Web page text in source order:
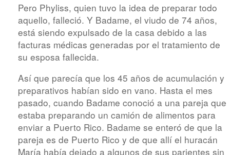
Pero Phyliss, quien tuvo la idea de preparar todo
aquello, falleció. Y Badame, el viudo de 74 años,
está siendo expulsado de la casa debido a las
facturas médicas generadas por el tratamiento de
su esposa fallecida.
Así que parecía que los 45 años de acumulación y
preparativos habían sido en vano. Hasta el mes
pasado, cuando Badame conoció a una pareja que
estaba preparando un camión de alimentos para
enviar a Puerto Rico. Badame se enteró de que la
pareja es de Puerto Rico y de que allí el huracán
María había dejado a algunos de sus parientes sin